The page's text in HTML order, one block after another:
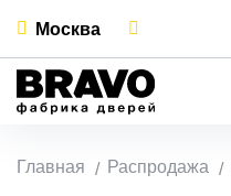
Москва
Главная Распродажа